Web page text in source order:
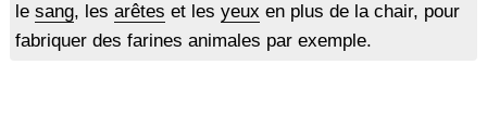
le sang, les arêtes et les yeux en plus de la chair, pour
fabriquer des farines animales par exemple.